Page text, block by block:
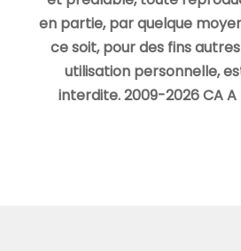
en partie, par quelque
ce soit, pour des fins
utilisation personnelle,
interdite. 2009-2026 CA A